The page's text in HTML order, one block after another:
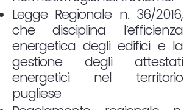
Legge Regionale n. 36/2016,
che disciplina l’efficienza
energetica degli edifici e la
gestione degli attestati
energetici nel territorio
pugliese